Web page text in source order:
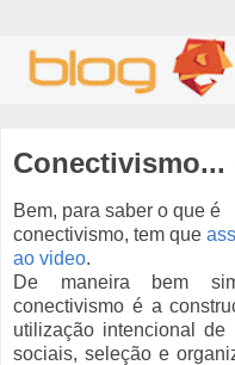
Bem, para saber o que é
conectivismo, tem que
ao video.
De maneira bem
conectivismo é a
utilização intencional de
sociais, seleção e